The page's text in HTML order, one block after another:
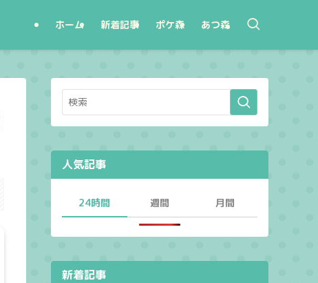
ホーム 新着記事 ポケ森 あつ森
人気記事
24時間 週間 月間
新着記事